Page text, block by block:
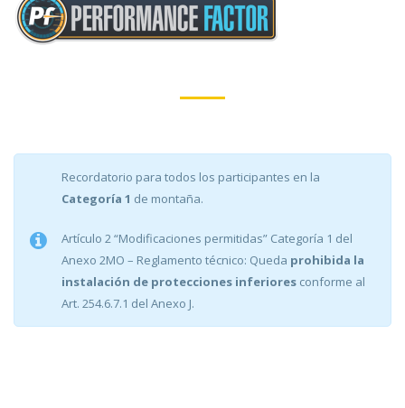
Recordatorio para todos los participantes en la
Categoría 1 de montaña.
Artículo 2 “Modificaciones permitidas” Categoría 1 del
Anexo 2MO – Reglamento técnico: Queda prohibida la
instalación de protecciones inferiores conforme al
Art. 254.6.7.1 del Anexo J.